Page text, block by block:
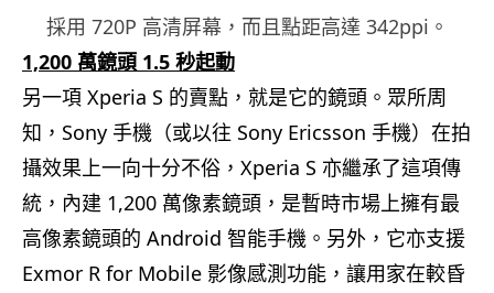
採用 720P 高清屏幕，而且點距高達 342ppi。
1,200 萬鏡頭 1.5 秒起動
另一項 Xperia S 的賣點，就是它的鏡頭。眾所周
知，Sony 手機（或以往 Sony Ericsson 手機）在拍
攝效果上一向十分不俗，Xperia S 亦繼承了這項傳
統，內建 1,200 萬像素鏡頭，是暫時市場上擁有最
高像素鏡頭的 Android 智能手機。另外，它亦支援
Exmor R for Mobile 影像感測功能，讓用家在較昏